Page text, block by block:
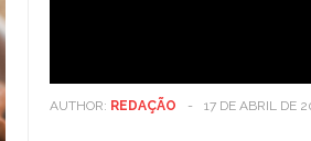
AUTHOR: REDAÇÃO - 17 DE ABRIL DE